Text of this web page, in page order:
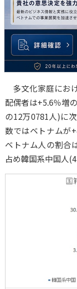
多文化家庭にお
配偶者は+5.6％増
の12万0781人)に
数ではベトナムが
ベトナム人の割合
占め韓国系中国人